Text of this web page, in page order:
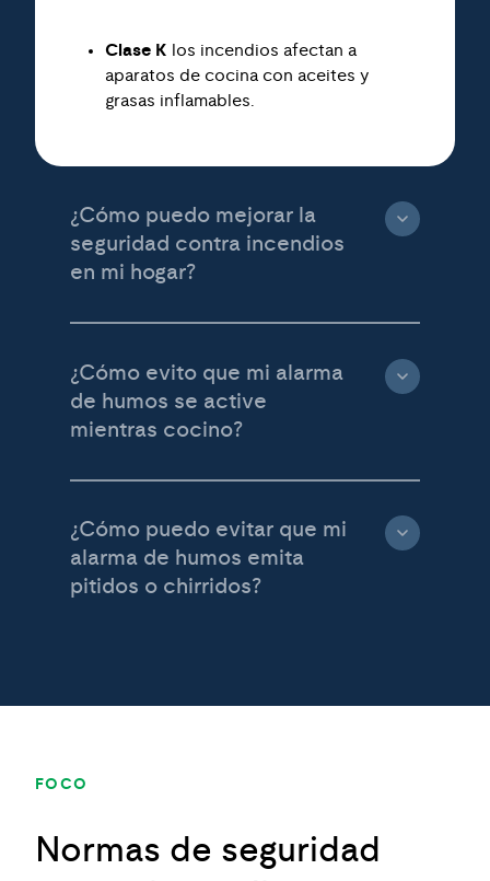
Clase K los incendios afectan a
aparatos de cocina con aceites y
grasas inflamables.
¿Cómo puedo mejorar la
seguridad contra incendios
en mi hogar?
¿Cómo evito que mi alarma
de humos se active
mientras cocino?
¿Cómo puedo evitar que mi
alarma de humos emita
pitidos o chirridos?
FOCO
Normas de seguridad